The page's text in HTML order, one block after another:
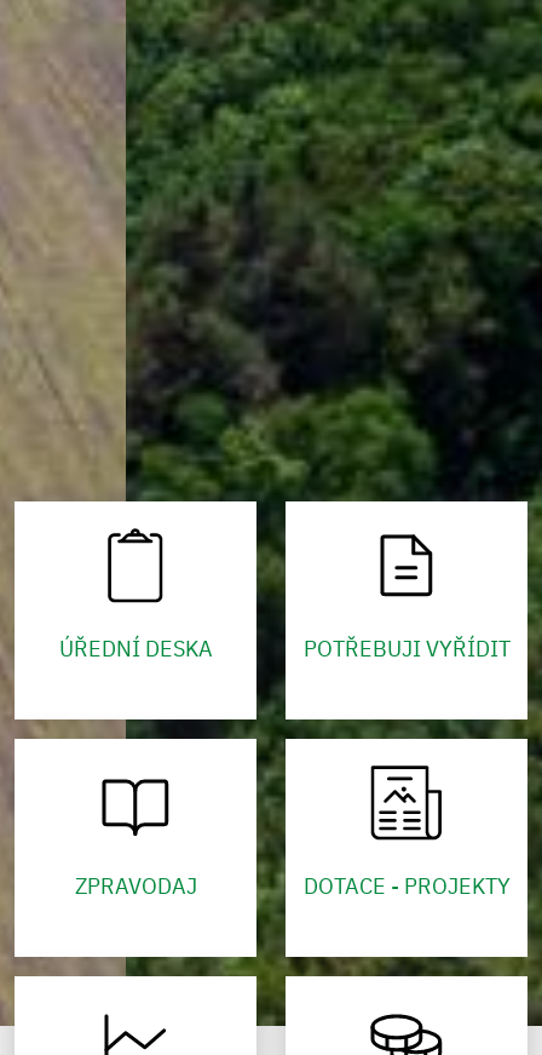
ÚŘEDNÍ DESKA POTŘEBUJI VYŘÍDIT
ZPRAVODAJ DOTACE - PROJEKTY